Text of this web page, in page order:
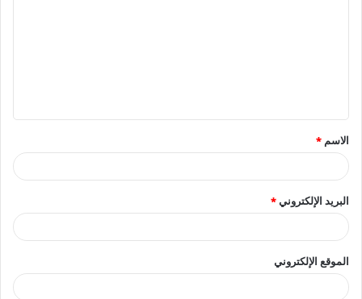
ق
*
الاسم *
البريد الإلكتروني*
الموقع الإلكتروني